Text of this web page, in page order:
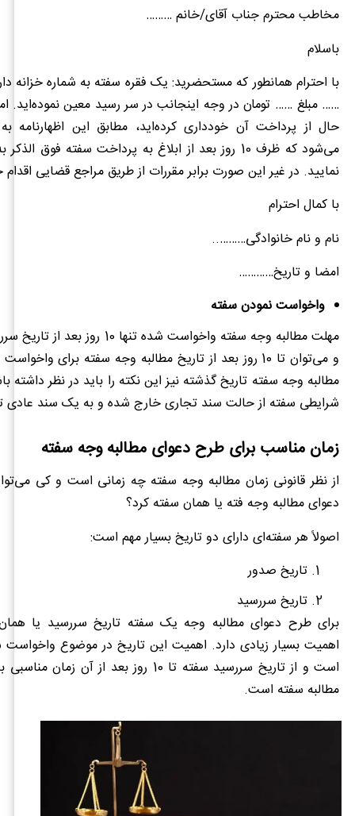
مخاطب محترم جناب آقای/خانم ………
باسلام
با احترام همانطور که مستحضرید: یک فقره سفته به شماره
…… مبلغ …… تومان در وجه اینجانب در سر رسید معین نموده‌اید.
حال از پرداخت آن خودداری کرده‌اید، مطابق این اظهارنامه به
می‌شود که ظرف 10 روز بعد از ابلاغ به پرداخت سفته فوق
نمایید. در غیر این صورت برابر مقررات از طریق مراجع قضایی
با کمال احترام
نام و نام خانوادگی………..
امضا و تاریخ…………
واخواست نمودن سفته
مهلت مطالبه وجه سفته واخواست شده تنها
و می‌توان تا 10 روز بعد از تاریخ مطالبه وجه سفته برای
مطالبه وجه سفته تاریخ گذشته نیز این نکته را باید در نظر داشته
شرایطی سفته از حالت سند تجاری خارج شده و به یک سند عادی
زمان مناسب برای طرح دعوای مطالبه وجه سفته
از نظر قانونی زمان مطالبه وجه سفته چه زمانی است و کی
دعوای مطالبه وجه فته یا همان سفته کرد؟
اصولاً هر سفته‌ای دارای دو تاریخ بسیار مهم است:
تاریخ صدور
تاریخ سررسید
برای طرح دعوای مطالبه وجه یک سفته تاریخ سررسید یا
اهمیت بسیار زیادی دارد. اهمیت این تاریخ در موضوع واخواست
است و از تاریخ سررسید سفته تا 10 روز بعد از
مطالبه سفته است.